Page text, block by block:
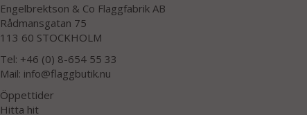
Engelbrektson & Co Flaggfabrik AB
Rådmansgatan 75
113 60 STOCKHOLM
Tel: +46 (0) 8-654 55 33
Mail: info@flaggbutik.nu
Öppettider
Hitta hit